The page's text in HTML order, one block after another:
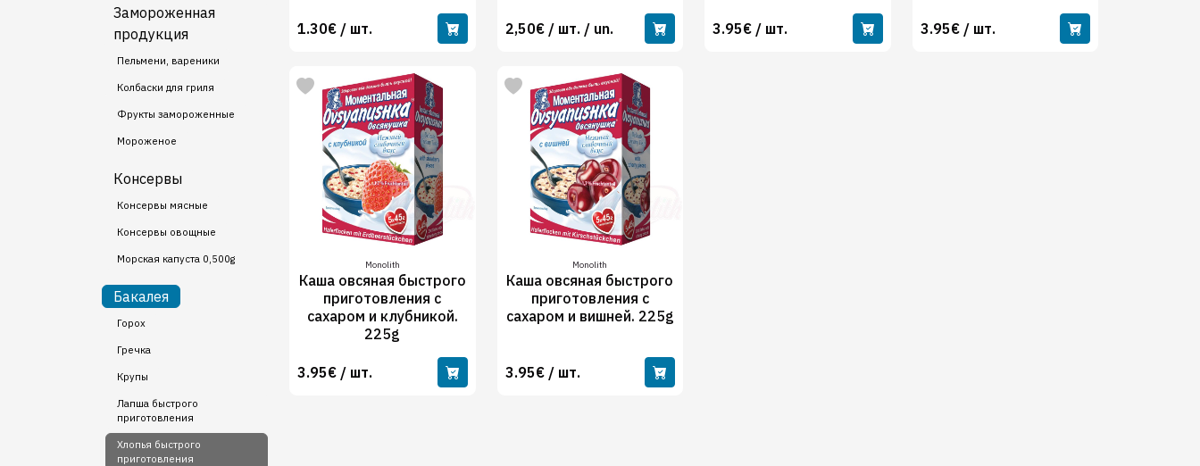
Замороженная
продукция
Пельмени, вареники
Колбаски для гриля
Фрукты замороженные
Мороженое
Консервы
Консервы мясные
Консервы овощные
Морская капуста 0,500g
Бакалея
Горох
Гречка
Крупы
Лапша быстрого
приготовления
Хлопья быстрого
приготовления
1.30€ / шт. 2,50€ / шт. / un. 3.95€ / шт. 3.95€ / шт.
Monolith
Каша овсяная быстрого
приготовления с
сахаром и клубникой.
225g
3.95€ / шт.
Monolith
Каша овсяная быстрого
приготовления с
сахаром и вишней. 225g
3.95€ / шт.